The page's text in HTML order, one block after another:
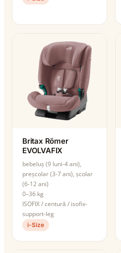
Britax Römer
EVOLVAFIX
bebeluș (9 luni-4 ani),
preșcolar (3-7 ani), școlar
(6-12 ani)
0–36 kg
ISOFIX / centură / isofix-
support-leg
i-Size